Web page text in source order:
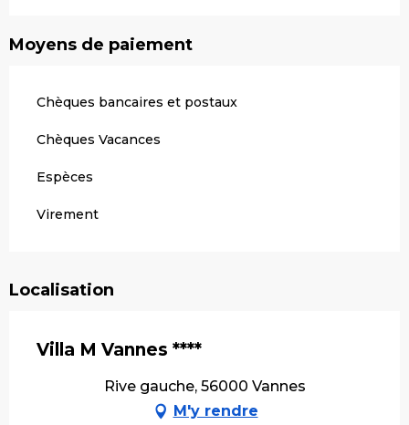
Moyens de paiement
Chèques bancaires et postaux
Chèques Vacances
Espèces
Virement
Localisation
Villa M Vannes ****
Rive gauche, 56000 Vannes
M'y rendre